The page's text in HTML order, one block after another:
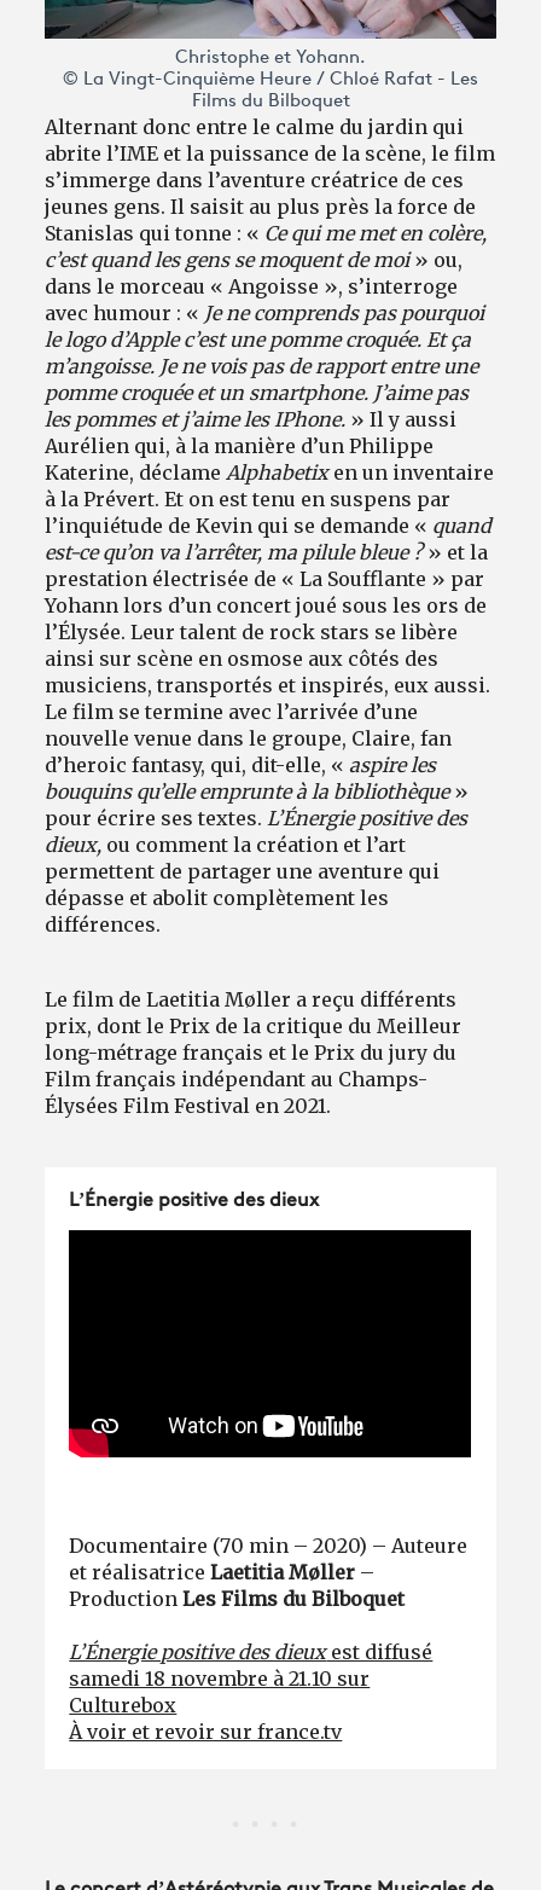
Christophe et Yohann.
© La Vingt-Cinquième Heure / Chloé Rafat - Les
Films du Bilboquet
Alternant donc entre le calme du jardin qui
abrite l’IME et la puissance de la scène, le film
s’immerge dans l’aventure créatrice de ces
jeunes gens. Il saisit au plus près la force de
Stanislas qui tonne : « Ce qui me met en colère,
c’est quand les gens se moquent de moi» ou,
dans le morceau « Angoisse », s’interroge
avec humour : « Je ne comprends pas pourquoi
le logo d’Apple c’est une pomme croquée. Et ça
m’angoisse. Je ne vois pas de rapport entre une
pomme croquée et un smartphone. J’aime pas
les pommes et j’aime les IPhone. » Il y aussi
Aurélien qui, à la manière d’un Philippe
Katerine, déclameAlphabetixen un inventaire
à la Prévert. Et on est tenu en suspens par
l’inquiétude de Kevin qui se demande « quand
est-ce qu’on va l’arrêter, ma pilule bleue ?» et la
prestation électrisée de « La Soufflante » par
Yohann lors d’un concert joué sous les ors de
l’Élysée. Leur talent de rock stars se libère
ainsi sur scène en osmose aux côtés des
musiciens, transportés et inspirés, eux aussi.
Le film se termine avec l’arrivée d’une
nouvelle venue dans le groupe, Claire, fan
d’heroic fantasy, qui, dit-elle, «aspire les
bouquins qu’elle emprunte à la bibliothèque»
pour écrire ses textes.L’Énergie positive des
dieux, ou comment la création et l’art
permettent de partager une aventure qui
dépasse et abolit complètement les
différences.
Le film de Laetitia Møller a reçu différents
prix, dont le Prix de la critique du Meilleur
long-métrage français et le Prix du jury du
Film français indépendant au Champs-
Élysées Film Festival en 2021.
L’Énergie positive des dieux
Documentaire (70 min – 2020) – Auteure
et réalisatriceLaetitia Møller –
ProductionLes Films du Bilboquet
L’Énergie positive des dieuxest diffusé
samedi 18 novembre à 21.10 sur
Culturebox
À voir et revoir sur france.tv